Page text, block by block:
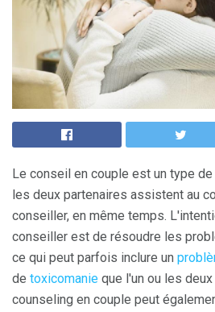
Le conseil en couple est un type
les deux partenaires assistent au
conseiller, en même temps.
conseiller est de résoudre les
ce qui peut parfois inclure un
de toxicomanie que l'un ou les
counseling en couple peut